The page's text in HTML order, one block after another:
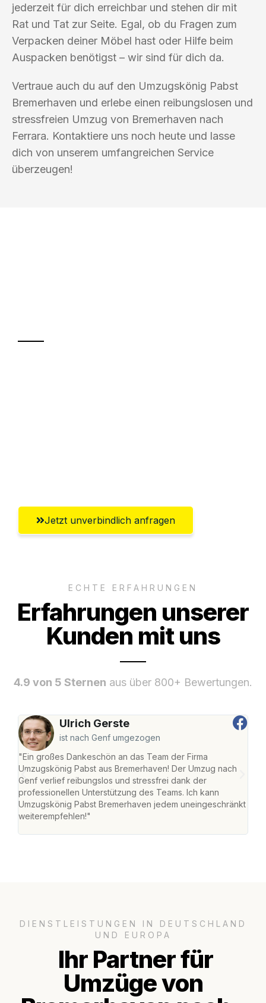
jederzeit für dich erreichbar und stehen dir mit
Rat und Tat zur Seite. Egal, ob du Fragen zum
Verpacken deiner Möbel hast oder Hilfe beim
Auspacken benötigst – wir sind für dich da.
Vertraue auch du auf den Umzugskönig Pabst
Bremerhaven und erlebe einen reibungslosen und
stressfreien Umzug von Bremerhaven nach
Ferrara. Kontaktiere uns noch heute und lasse
dich von unserem umfangreichen Service
überzeugen!
Jetzt unverbindlich anfragen
ECHTE ERFAHRUNGEN
Erfahrungen unserer
Kunden mit uns
4.9 von 5 Sternen aus über 800+ Bewertungen.
Ulrich Gerste
ist nach Genf umgezogen
"Ein großes Dankeschön an das Team der Firma
Umzugskönig Pabst aus Bremerhaven! Der Umzug nach
Genf verlief reibungslos und stressfrei dank der
professionellen Unterstützung des Teams. Ich kann
Umzugskönig Pabst Bremerhaven jedem uneingeschränkt
weiterempfehlen!"
DIENSTLEISTUNGEN IN DEUTSCHLAND
UND EUROPA
Ihr Partner für
Umzüge von